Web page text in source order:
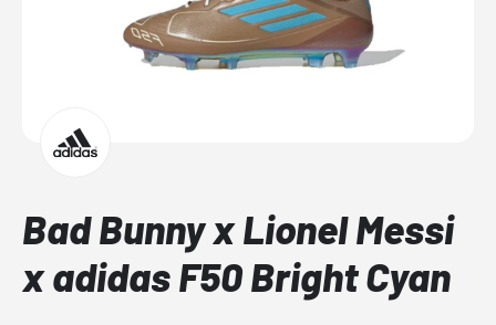
Bad Bunny x Lionel Messi
x adidas F50 Bright Cyan